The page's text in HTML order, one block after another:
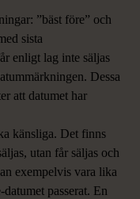
”bäst före” och
sista
enligt lag inte säljas
Dessa
att datumet har
känsliga. Det finns
utan får säljas och
exempelvis vara lika
passerat. En